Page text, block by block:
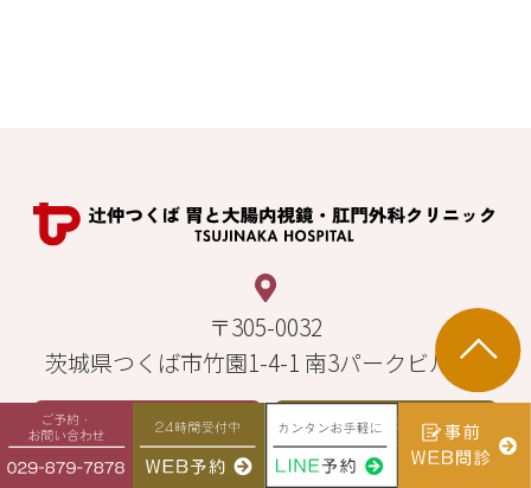
〒305-0032
茨城県つくば市竹園1-4-1 南3パークビル2階
ご予約・お問い合わせ
029-879-7878
24時間受付中
WEB予約